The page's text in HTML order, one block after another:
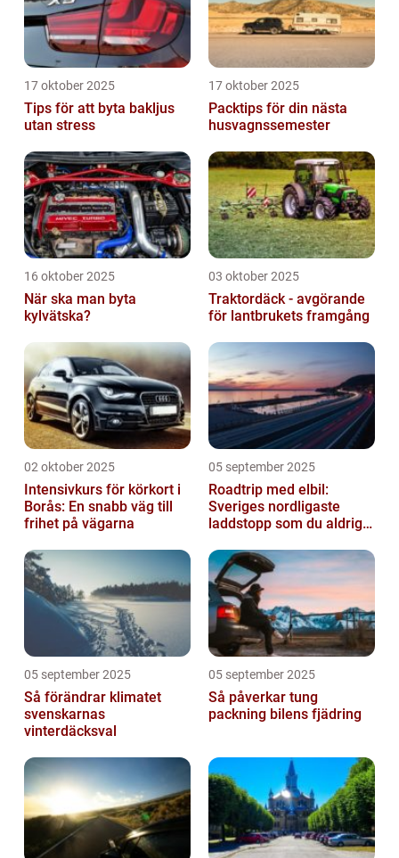
17 oktober 2025
Tips för att byta bakljus
utan stress
17 oktober 2025
Packtips för din nästa
husvagnssemester
16 oktober 2025
När ska man byta
kylvätska?
03 oktober 2025
Traktordäck - avgörande
för lantbrukets framgång
02 oktober 2025
Intensivkurs för körkort i
Borås: En snabb väg till
frihet på vägarna
05 september 2025
Roadtrip med elbil:
Sveriges nordligaste
laddstopp som du aldrig
05 september 2025
Så förändrar klimatet
svenskarnas
vinterdäcksval
05 september 2025
Så påverkar tung
packning bilens fjädring